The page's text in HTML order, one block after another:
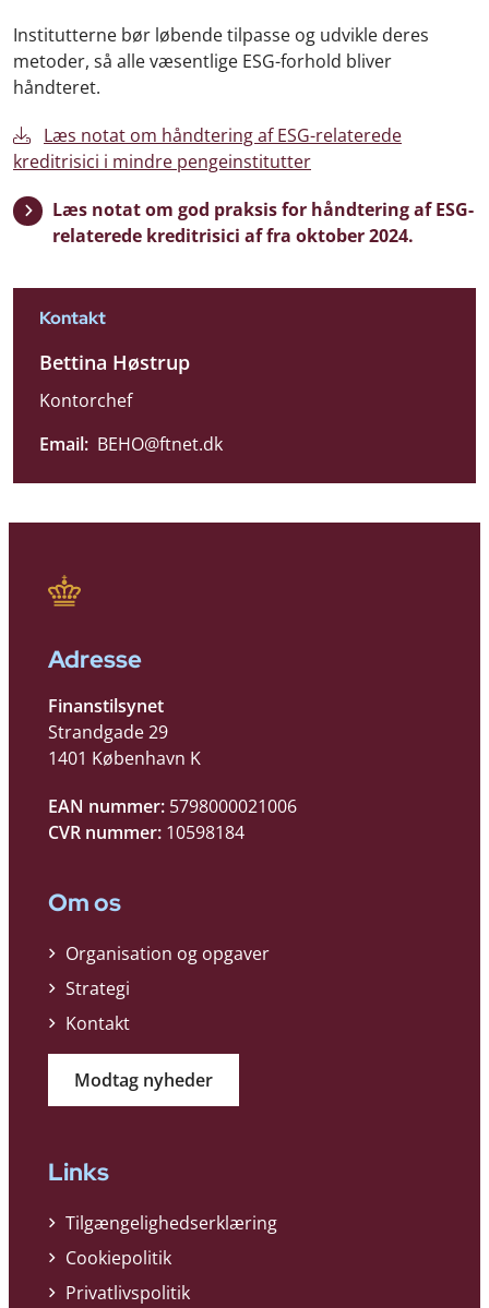
Institutterne bør løbende tilpasse og udvikle deres
metoder, så alle væsentlige ESG-forhold bliver
håndteret.
Læs notat om håndtering af ESG-relaterede
kreditrisici i mindre pengeinstitutter
Læs notat om god praksis for håndtering af ESG-
relaterede kreditrisici af fra oktober 2024.
Kontakt
Bettina Høstrup
Kontorchef
Email: BEHO@ftnet.dk
Adresse
Finanstilsynet
Strandgade 29
1401 København K
EAN nummer: 5798000021006
CVR nummer: 10598184
Om os
Organisation og opgaver
Strategi
Kontakt
Modtag nyheder
Links
Tilgængelighedserklæring
Cookiepolitik
Privatlivspolitik